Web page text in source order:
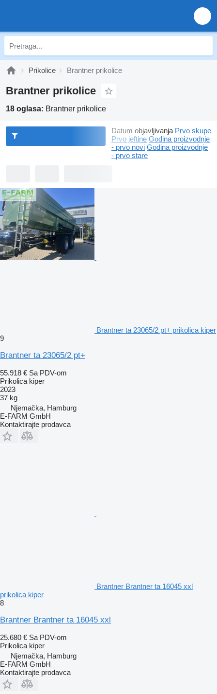
Prikolice Brantner prikolice
Brantner prikolice
18 oglasa: Brantner prikolice
Datum objavljivanja Prvo skupe
Prvo jeftine Godina proizvodnje
- prvo novi Godina proizvodnje
- prvo stare
Brantner ta 23065/2 pt+ prikolica kiper
9
Brantner ta 23065/2 pt+
55.918 € Sa PDV-om
Prikolica kiper
2023
37 kg
Njemačka, Hamburg
E-FARM GmbH
Kontaktirajte prodavca
Brantner Brantner ta 16045 xxl
prikolica kiper
8
Brantner Brantner ta 16045 xxl
25.680 € Sa PDV-om
Prikolica kiper
Njemačka, Hamburg
E-FARM GmbH
Kontaktirajte prodavca